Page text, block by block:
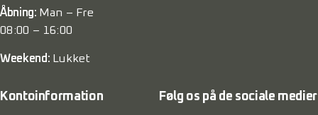
Åbning: Man – Fre
08:00 – 16:00
Weekend: Lukket
Kontoinformation Følg os på de sociale medier